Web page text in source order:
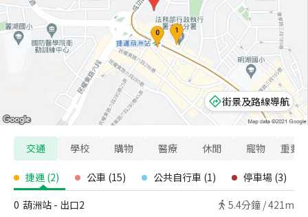
街景及路線導航
交通 學校 購物 醫療 休閒 寵物 重要
捷運 (2) 公車 (15) 公共自行車 (1) 停車場 (3)
0 葫洲站 - 出口2 5.4分鐘 /421m